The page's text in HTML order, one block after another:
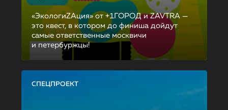
«ЭкологиZAция» от +1ГОРОД и ZAVTRA —
это квест, в котором до финиша дойдут
самые ответственные москвичи
и петербуржцы!
СПЕЦПРОЕКТ